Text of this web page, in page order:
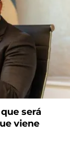
será
viene